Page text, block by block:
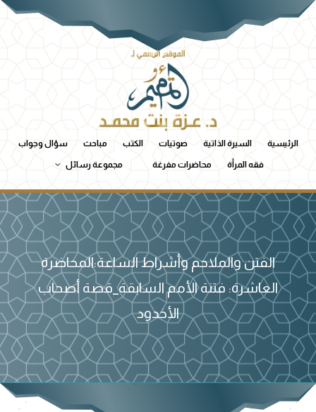
الرئيسية السيرة الذاتية صوتيات الكتب مباحث سؤال وجواب
فقه المرأة محاضرات مفرغة مجموعة رسائل
الفتن والملاحم وأشراط الساعة:المحاضرة
العاشرة: فتنة الأمم السابقة_قصة أصحاب
الأخدود